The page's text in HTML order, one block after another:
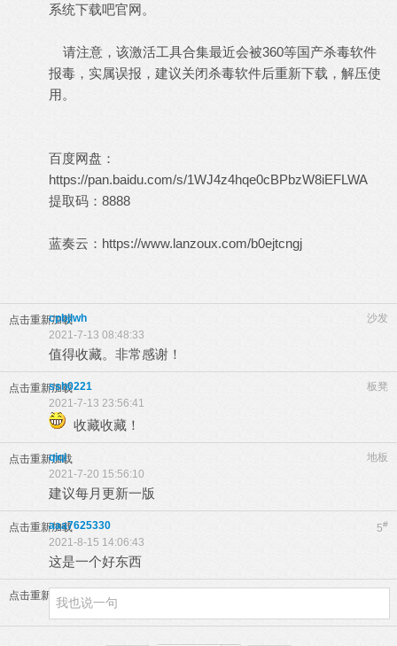
系统下载吧官网。
请注意，该激活工具合集最近会被360等国产杀毒软件
报毒，实属误报，建议关闭杀毒软件后重新下载，解压使
用。
百度网盘：
https://pan.baidu.com/s/1WJ4z4hqe0cBPbzW8iEFLWA
提取码：8888
蓝奏云： https://www.lanzoux.com/b0ejtcngj
点击重新加载 沙发
cpbjlwh
2021-7-13 08:48:33
值得收藏。非常感谢！
点击重新加载 板凳
ssh0221
2021-7-13 23:56:41
收藏收藏！
点击重新加载 地板
qiqi
2021-7-20 15:56:10
建议每月更新一版
点击重新加载 5#
aaa7625330
2021-8-15 14:06:43
这是一个好东西
点击重新加载